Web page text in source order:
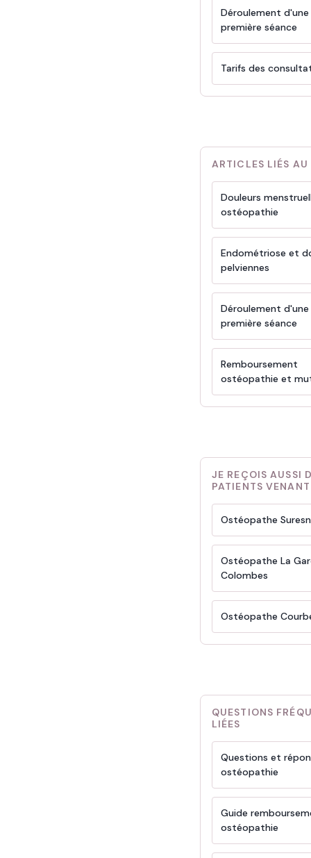
Déroulement d'une
première séance
Tarifs des
ARTICLES LIÉS
Douleurs
ostéopathie
Endométriose et
pelviennes
Déroulement d'une
première séance
Remboursement
ostéopathie et
JE REÇOIS AUSSI
PATIENTS
Ostéopathe
Ostéopathe La
Colombes
Ostéopathe
QUESTIONS
LIÉES
Questions et
ostéopathie
Guide
ostéopathie